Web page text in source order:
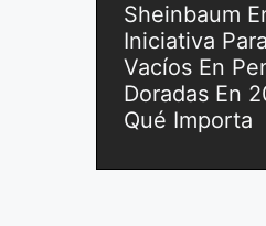
Sheinbaum
Iniciativa
Vacíos En
Doradas En
Qué Importa